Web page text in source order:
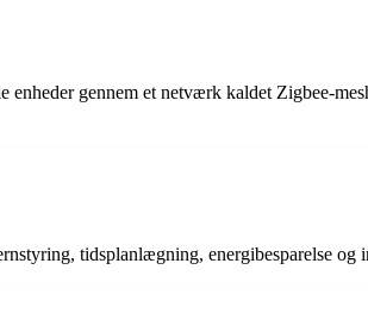
gennem et netværk kaldet Zigbee-
tidsplanlægning, energibesparelse og